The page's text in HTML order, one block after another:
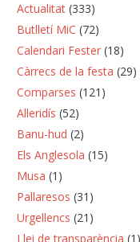
Actualitat (333)
Butlletí MiC (72)
Calendari Fester (18)
Càrrecs de la festa (29)
Comparses (121)
Al·leridís (52)
Banu-hud (2)
Els Anglesola (15)
Musa (1)
Pallaresos (31)
Urgellencs (21)
Llei de transparència (1)